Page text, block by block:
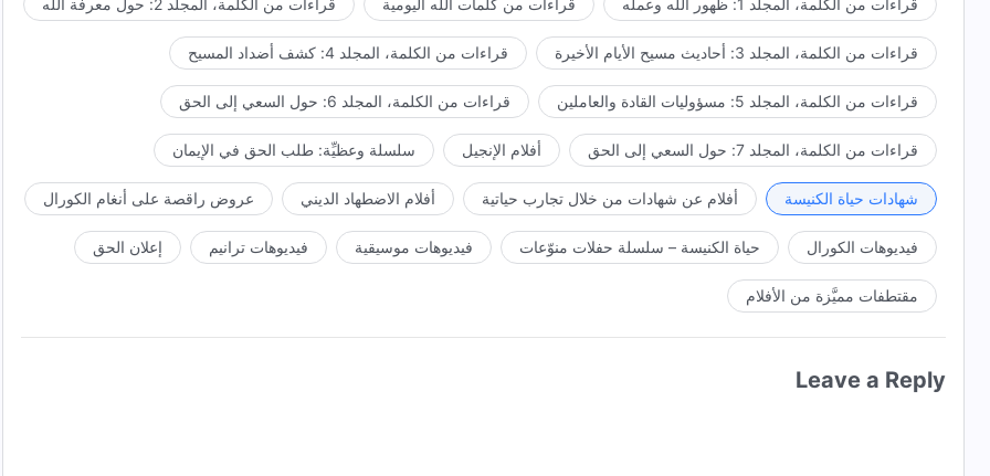
قراءات من الكلمة، المجلد 1: ظهور الله وعمله قراءات من كلمات الله اليومية قراءات من الكلمة، المجلد 2: حول معرفة الله
قراءات من الكلمة، المجلد 3: أحاديث مسيح الأيام الأخيرة قراءات من الكلمة، المجلد 4: كشف أضداد المسيح
قراءات من الكلمة، المجلد 5: مسؤوليات القادة والعاملين قراءات من الكلمة، المجلد 6: حول السعي إلى الحق
قراءات من الكلمة، المجلد 7: حول السعي إلى الحق أفلام الإنجيل سلسلة وعظيِّة: طلب الحق في الإيمان
شهادات حياة الكنيسة أفلام عن شهادات من خلال تجارب حياتية أفلام الاضطهاد الديني عروض راقصة على أنغام الكورال
فيديوهات الكورال حياة الكنيسة – سلسلة حفلات منوّعات فيديوهات موسيقية فيديوهات ترانيم إعلان الحق
مقتطفات مميَّزة من الأفلام
Leave a Reply